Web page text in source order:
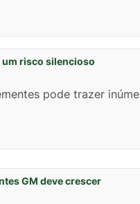
um risco silencioso
pode trazer
GM deve crescer